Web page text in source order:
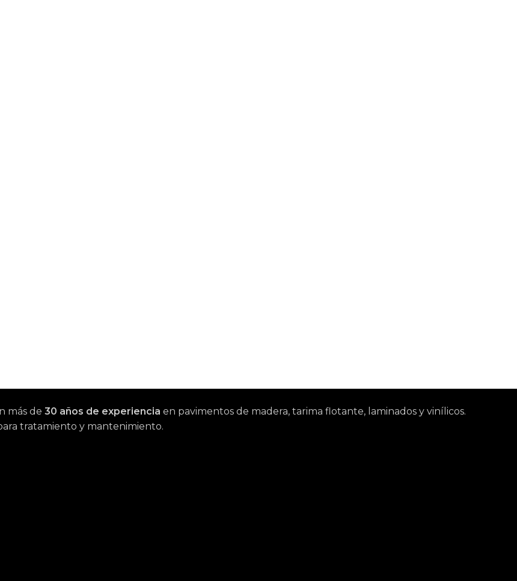
más de 30 años de experiencia en pavimentos de madera, tarima flotante, laminados y vinílicos.
tratamiento y mantenimiento.